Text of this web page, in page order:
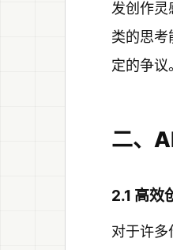
发创作灵
类的思考
定的争议
二、
2.1 高效
对于许多